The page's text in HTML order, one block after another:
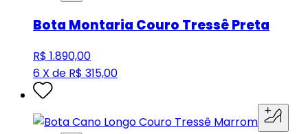
Bota Montaria Couro Tressê Preta
R$ 1.890,00
6 X de R$ 315,00